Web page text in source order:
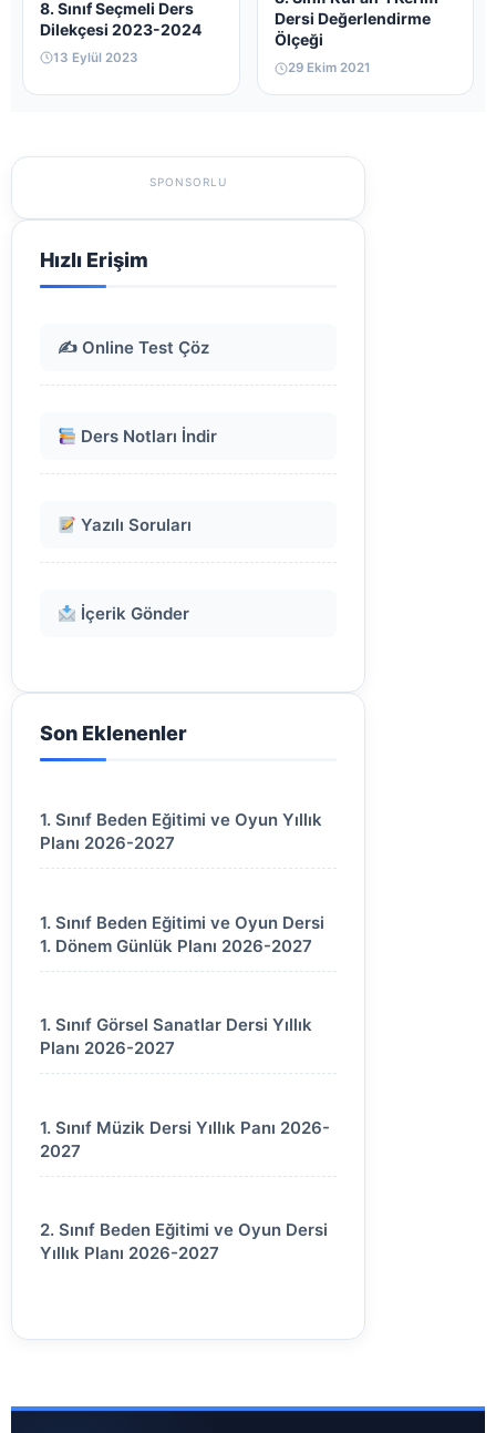
8. Sınıf Seçmeli Ders
Dilekçesi 2023-2024
13 Eylül 2023
Dersi Değerlendirme
Ölçeği
29 Ekim 2021
SPONSORLU
Hızlı Erişim
✍️ Online Test Çöz
Ders Notları İndir
Yazılı Soruları
İçerik Gönder
Son Eklenenler
1. Sınıf Beden Eğitimi ve Oyun Yıllık
Planı 2026-2027
1. Sınıf Beden Eğitimi ve Oyun Dersi
1. Dönem Günlük Planı 2026-2027
1. Sınıf Görsel Sanatlar Dersi Yıllık
Planı 2026-2027
1. Sınıf Müzik Dersi Yıllık Panı 2026-
2027
2. Sınıf Beden Eğitimi ve Oyun Dersi
Yıllık Planı 2026-2027